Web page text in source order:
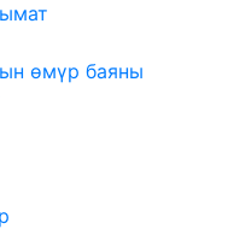
өмүр баяны